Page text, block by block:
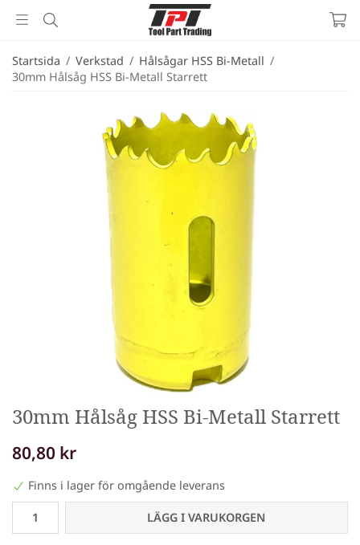
Startsida / Verkstad / Hålsågar HSS Bi-Metall /
30mm Hålsåg HSS Bi-Metall Starrett
30mm Hålsåg HSS Bi-Metall Starrett
80,80 kr
Finns i lager för omgående leverans
LÄGG I VARUKORGEN